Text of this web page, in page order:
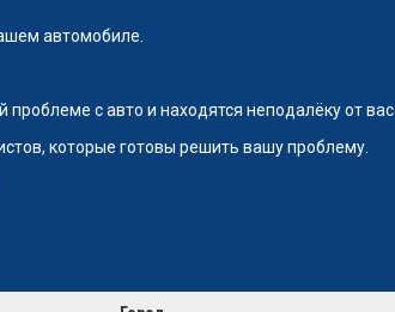
автомобиле.
с авто и находятся неподалёку от вас.
которые готовы решить вашу проблему.